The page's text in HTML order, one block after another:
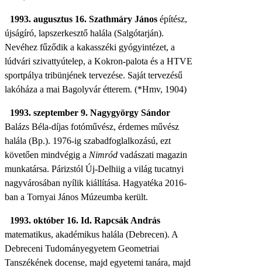
1993. augusztus 16. Szathmáry Jánosépítész,
újságíró, lapszerkesztő halála (Salgótarján).
Nevéhez fűződik a kakasszéki gyógyintézet, a
lúdvári szivattyútelep, a Kokron-palota és a HTVE
sportpálya tribünjének tervezése. Saját tervezésű
lakóháza a mai Bagolyvár étterem. (*Hmv, 1904)
1993. szeptember 9. Nagygyörgy Sándor
Balázs Béla-díjas fotóművész, érdemes művész
halála (Bp.). 1976-ig szabadfoglalkozású, ezt
követően mindvégig a Nimród vadászati magazin
munkatársa. Párizstól Új-Delhiig a világ tucatnyi
nagyvárosában nyílik kiállítása. Hagyatéka 2016-
ban a Tornyai János Múzeumba került.
1993. október 16. Id. Rapcsák András
matematikus, akadémikus halála (Debrecen). A
Debreceni Tudományegyetem Geometriai
Tanszékének docense, majd egyetemi tanára, majd